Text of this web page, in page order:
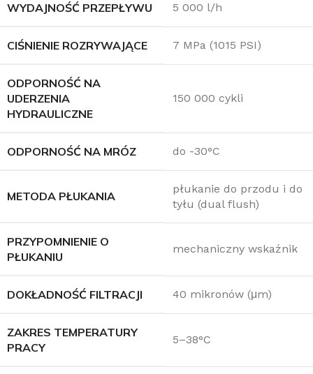
WYDAJNOŚĆ PRZEPŁYWU 5 000 l/h
CIŚNIENIE ROZRYWAJĄCE 7 MPa (1015 PSI)
ODPORNOŚĆ NA
UDERZENIA
HYDRAULICZNE
150 000 cykli
ODPORNOŚĆ NA MRÓZ do -30°C
METODA PŁUKANIA
płukanie do przodu i do
tyłu (dual flush)
PRZYPOMNIENIE O
PŁUKANIU
mechaniczny wskaźnik
DOKŁADNOŚĆ FILTRACJI 40 mikronów (μm)
ZAKRES TEMPERATURY
PRACY
5–38°C